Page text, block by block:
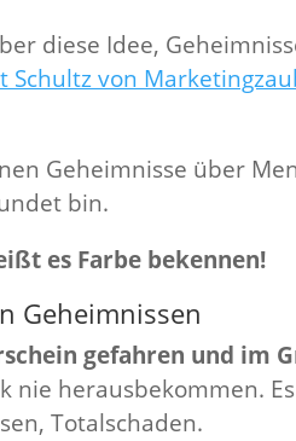
diese Idee,
Schultz von
Geheimnisse über
bin.
es Farbe bekennen!
Geheimnissen
gefahren und im
nie herausbekommen.
Totalschaden.